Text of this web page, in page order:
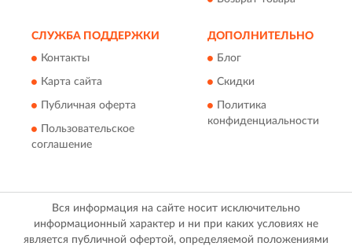
СЛУЖБА ПОДДЕРЖКИ
Контакты
Карта сайта
Публичная оферта
Пользовательское
соглашение
ДОПОЛНИТЕЛЬНО
Блог
Скидки
Политика
конфиденциальности
Вся информация на сайте носит исключительно
информационный характер и ни при каких условиях не
является публичной офертой, определяемой положениями